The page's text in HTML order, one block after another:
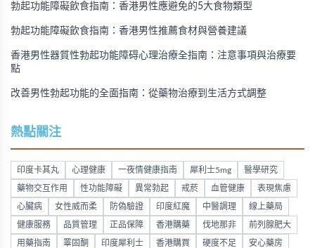
勃起功能障礙飲食指南：香港男性應避免的5大食物類型
勃起功能障礙飲食指南：香港男性推薦食材與營養建議
香港男性器質性勃起功能障碍心理治療全指南：注意事項與治療要
點
改善男性勃起功能的全面指南：從藥物治療到生活方式調整
熱點關注
印度卡其丸 心理健康 一夜情健康指南 犀利士5mg 醫學研究
藥物交互作用 性功能障礙 異常勃起 戒菸 血管健康 表現焦慮
心臟病 女性威而柔 防偽驗證 印度紅魔 中醫調理 線上藥局
健康服務 品質管理 正品保障 香港購藥 伐地那非 前列腺肥大
用藥指南 睪固酮 印度犀利士 香港購買 硬度不足 安心藥房